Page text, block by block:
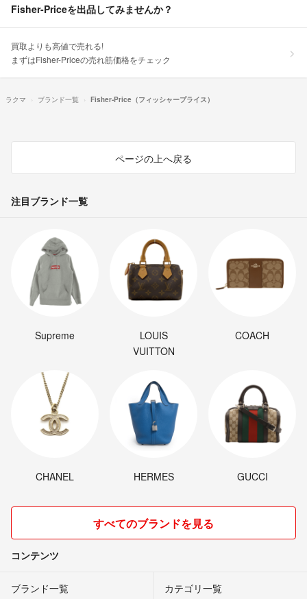
Fisher-Priceを出品してみませんか？
買取よりも高値で売れる!
まずはFisher-Priceの売れ筋価格をチェック
ラクマ ブランド一覧 Fisher-Price（フィッシャープライス）
ページの上へ戻る
注目ブランド一覧
Supreme
LOUIS
VUITTON
COACH
CHANEL HERMES GUCCI
すべてのブランドを見る
コンテンツ
ブランド一覧 カテゴリ一覧